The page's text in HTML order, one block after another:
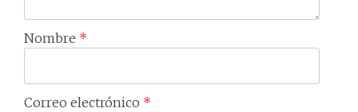
Nombre *
Correo electrónico *